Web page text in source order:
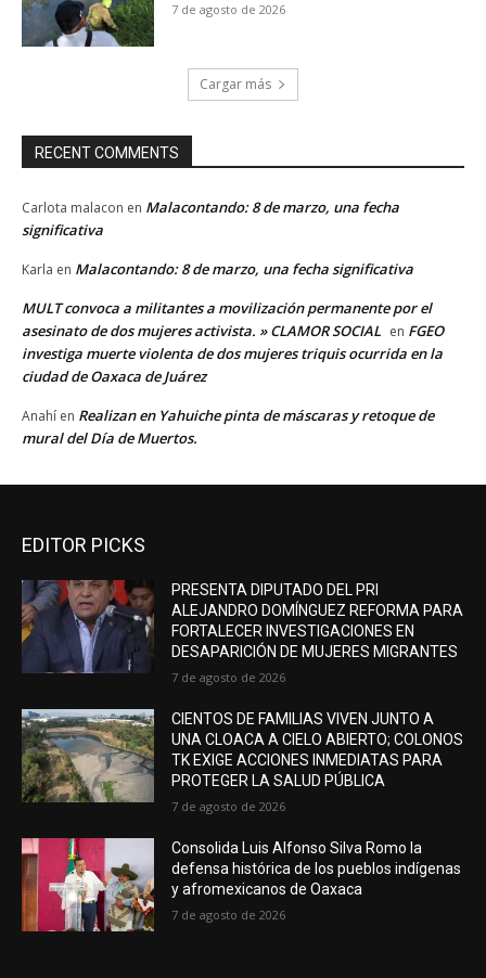
7 de agosto de 2026
Cargar más
RECENT COMMENTS
Carlota malacon en Malacontando: 8 de marzo, una fecha
significativa
Karla en Malacontando: 8 de marzo, una fecha significativa
MULT convoca a militantes a movilización permanente por el
asesinato de dos mujeres activista. » CLAMOR SOCIAL en FGEO
investiga muerte violenta de dos mujeres triquis ocurrida en la
ciudad de Oaxaca de Juárez
Anahí en Realizan en Yahuiche pinta de máscaras y retoque de
mural del Día de Muertos.
EDITOR PICKS
PRESENTA DIPUTADO DEL PRI
ALEJANDRO DOMÍNGUEZ REFORMA PARA
FORTALECER INVESTIGACIONES EN
DESAPARICIÓN DE MUJERES MIGRANTES
7 de agosto de 2026
CIENTOS DE FAMILIAS VIVEN JUNTO A
UNA CLOACA A CIELO ABIERTO; COLONOS
TK EXIGE ACCIONES INMEDIATAS PARA
PROTEGER LA SALUD PÚBLICA
7 de agosto de 2026
Consolida Luis Alfonso Silva Romo la
defensa histórica de los pueblos indígenas
y afromexicanos de Oaxaca
7 de agosto de 2026